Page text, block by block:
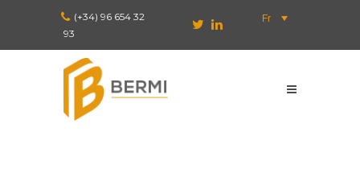
(+34) 96 654 32
93
Fr